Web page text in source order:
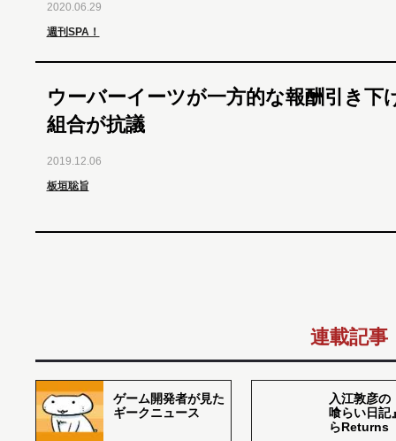
2020.06.29
週刊SPA！
ウーバーイーツが一方的な報酬引き下
組合が抗議
2019.12.06
板垣聡旨
連載記事
ゲーム開発者が見た
ギークニュース
入江敦彦の
喰らい日記
らReturns